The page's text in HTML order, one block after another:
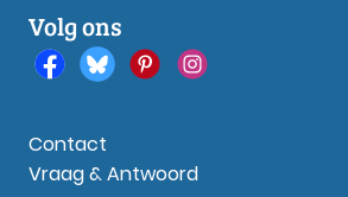
Volg ons
Contact
Vraag & Antwoord